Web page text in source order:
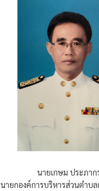
นายเกษม ประภาก
นายกองค์การบริหารส่วนตำบ